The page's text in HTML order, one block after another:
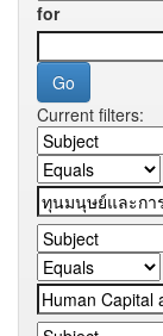
for
Current filters: